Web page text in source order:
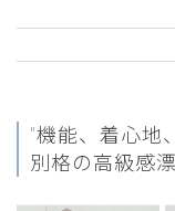
"機能、着心地
別格の高級感